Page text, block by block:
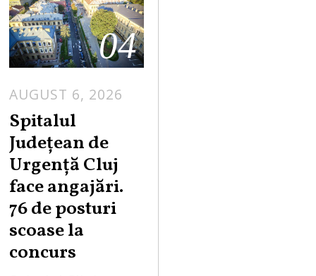
04
AUGUST 6, 2026
Spitalul
Județean de
Urgență Cluj
face angajări.
76 de posturi
scoase la
concurs